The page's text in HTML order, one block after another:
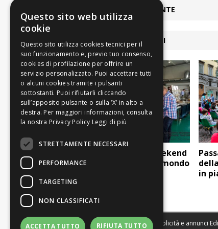
ARTICOLO PRECEDENTE
ARTICOLI COLLEGATI
Entomodena, un weekend
dedicato al magico mondo
in
Sede legale, Redazione, pubblicità e annunci
Questo sito web utilizza
cookie
Leggi di più
STRETTAMENTE NECESSARI
PERFORMANCE
TARGETING
NON CLASSIFICATI
ACCETTA TUTTO RIFIUTA TUTTO